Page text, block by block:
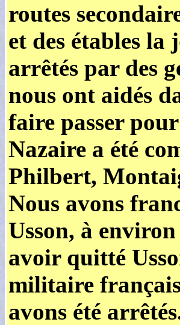
routes
et des étables la
arrêtés par des
nous ont aidés
faire passer
Nazaire a été
Philbert,
Nous avons
Usson, à
avoir quitté
militaire
avons été